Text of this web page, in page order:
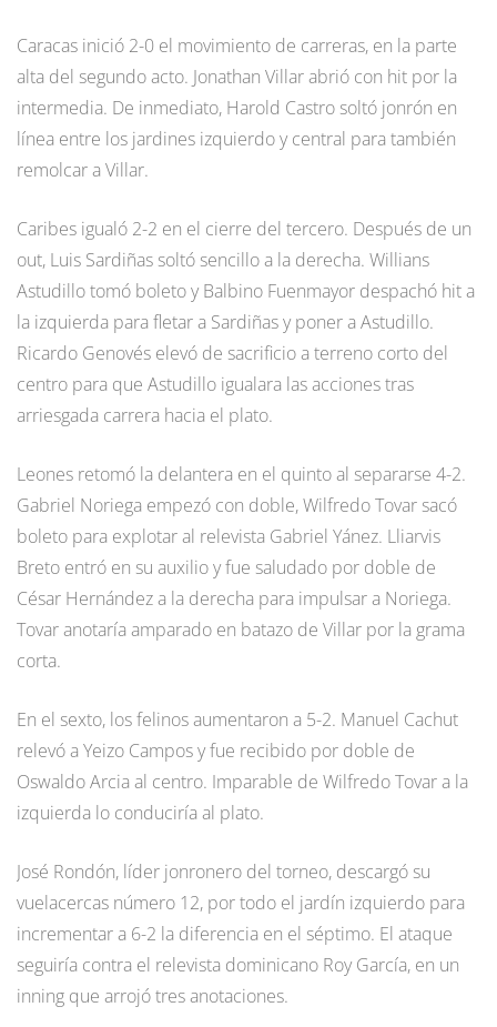
Caracas inició 2-0 el movimiento de carreras, en la parte
alta del segundo acto. Jonathan Villar abrió con hit por la
intermedia. De inmediato, Harold Castro soltó jonrón en
línea entre los jardines izquierdo y central para también
remolcar a Villar.
Caribes igualó 2-2 en el cierre del tercero. Después de un
out, Luis Sardiñas soltó sencillo a la derecha. Willians
Astudillo tomó boleto y Balbino Fuenmayor despachó hit a
la izquierda para fletar a Sardiñas y poner a Astudillo.
Ricardo Genovés elevó de sacrificio a terreno corto del
centro para que Astudillo igualara las acciones tras
arriesgada carrera hacia el plato.
Leones retomó la delantera en el quinto al separarse 4-2.
Gabriel Noriega empezó con doble, Wilfredo Tovar sacó
boleto para explotar al relevista Gabriel Yánez. Lliarvis
Breto entró en su auxilio y fue saludado por doble de
César Hernández a la derecha para impulsar a Noriega.
Tovar anotaría amparado en batazo de Villar por la grama
corta.
En el sexto, los felinos aumentaron a 5-2. Manuel Cachut
relevó a Yeizo Campos y fue recibido por doble de
Oswaldo Arcia al centro. Imparable de Wilfredo Tovar a la
izquierda lo conduciría al plato.
José Rondón, líder jonronero del torneo, descargó su
vuelacercas número 12, por todo el jardín izquierdo para
incrementar a 6-2 la diferencia en el séptimo. El ataque
seguiría contra el relevista dominicano Roy García, en un
inning que arrojó tres anotaciones.